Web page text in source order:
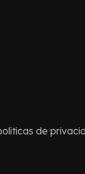
de
no
encontrar
compreende
estando
opção cada vez